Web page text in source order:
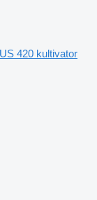
420 kultivator